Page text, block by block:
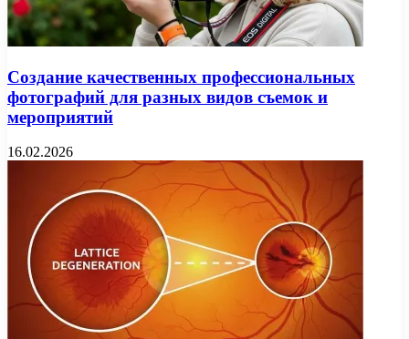
Создание качественных профессиональных
фотографий для разных видов съемок и
мероприятий
16.02.2026